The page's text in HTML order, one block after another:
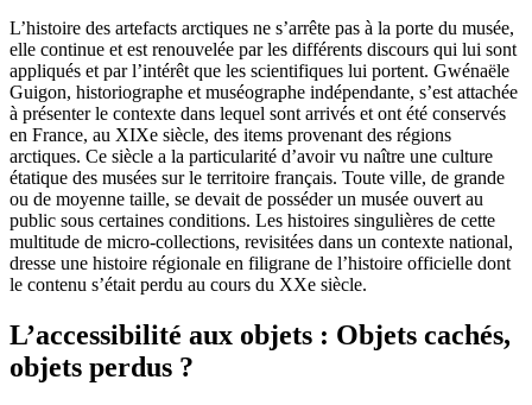
L’histoire des artefacts arctiques ne s’arrête pas à la porte du musée,
elle continue et est renouvelée par les différents discours qui lui sont
appliqués et par l’intérêt que les scientifiques lui portent. Gwénaële
Guigon, historiographe et muséographe indépendante, s’est attachée
à présenter le contexte dans lequel sont arrivés et ont été conservés
en France, au XIXe siècle, des items provenant des régions
arctiques. Ce siècle a la particularité d’avoir vu naître une culture
étatique des musées sur le territoire français. Toute ville, de grande
ou de moyenne taille, se devait de posséder un musée ouvert au
public sous certaines conditions. Les histoires singulières de cette
multitude de micro-collections, revisitées dans un contexte national,
dresse une histoire régionale en filigrane de l’histoire officielle dont
le contenu s’était perdu au cours du XXe siècle.
L’accessibilité aux objets : Objets cachés,
objets perdus ?